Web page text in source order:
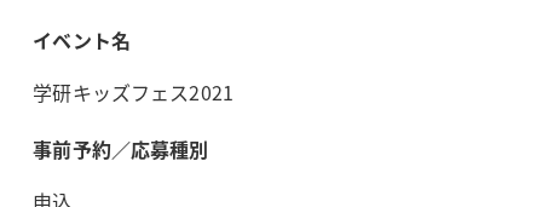
イベント名
学研キッズフェス2021
事前予約／応募種別